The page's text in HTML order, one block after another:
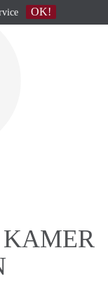
KAMER
OK!